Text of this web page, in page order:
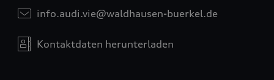
info.audi.vie@waldhausen-buerkel.de
Kontaktdaten herunterladen